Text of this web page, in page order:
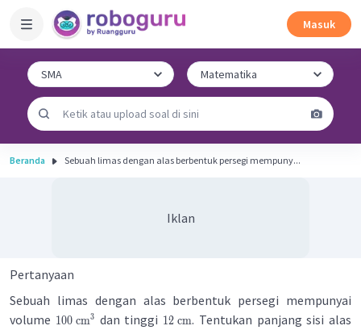
Masuk
Beranda Sebuah limas dengan alas berbentuk persegi mempuny...
Iklan
Pertanyaan
Sebuah limas dengan alas berbentuk persegi mempunyai
volume 100 cm3 dan tinggi 12 cm. Tentukan panjang sisi alas